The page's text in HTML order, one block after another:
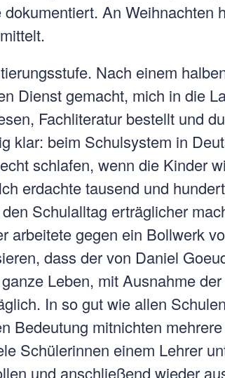
An Weihnachten
Nach einem
Dienst gemacht, mich in die
Fachliteratur bestellt und
klar: beim Schulsystem in
schlafen, wenn die Kinder
erdachte tausend und
Schulalltag erträglicher
arbeitete gegen ein Bollwerk
dass der von Daniel
Leben, mit Ausnahme
In so gut wie allen
Bedeutung mitnichten
Schülerinnen einem Lehrer
und anschließend wieder